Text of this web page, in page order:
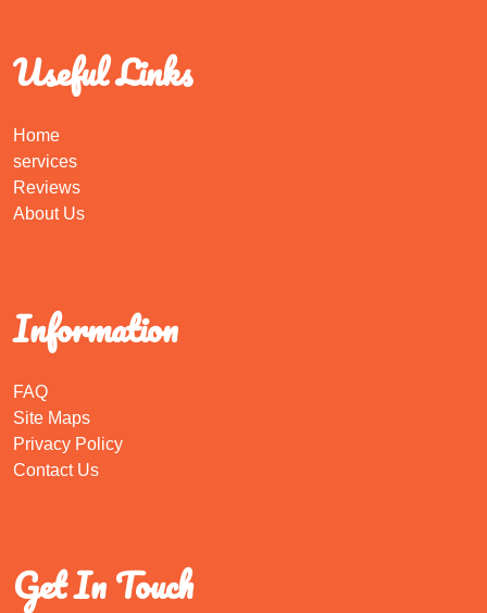
Useful Links
Home
services
Reviews
About Us
Information
FAQ
Site Maps
Privacy Policy
Contact Us
Get In Touch